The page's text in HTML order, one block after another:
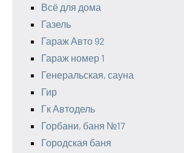
Всё для дома
Газель
Гараж Авто 92
Гараж номер 1
Генеральская, сауна
Гир
Гк Автодель
Горбани, баня №17
Городская баня